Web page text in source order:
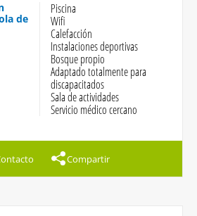
de
Piscina
Wifi
Calefacción
Instalaciones deportivas
Bosque propio
Adaptado totalmente para
discapacitados
Sala de actividades
Servicio médico cercano
Compartir